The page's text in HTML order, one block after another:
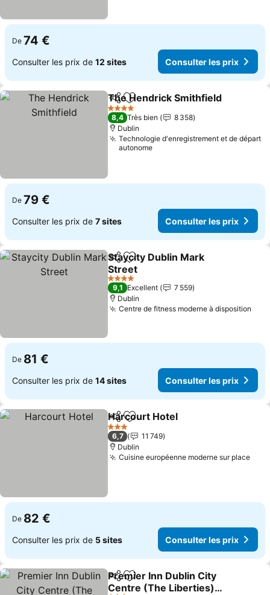
De 74 €
Consulter les prix de 12 sites Consulter les prix
PartagerAjouter à mes favoris
The Hendrick Smithfield
4 Étoiles
8,4 Très bien
8 358
Dublin
Technologie d'enregistrement et de départ
autonome
De 79 €
Consulter les prix de 7 sites Consulter les prix
PartagerAjouter à mes favoris
Staycity Dublin Mark
Street
4 Étoiles
9,1 Excellent
7 559
Dublin
Centre de fitness moderne à disposition
De 81 €
Consulter les prix de 14 sites Consulter les prix
PartagerAjouter à mes favoris
Harcourt Hotel
3 Étoiles
6,7
11 749
Dublin
Cuisine européenne moderne sur place
De 82 €
Consulter les prix de 5 sites Consulter les prix
PartagerAjouter à mes favoris
Premier Inn Dublin City
Centre (The Liberties)